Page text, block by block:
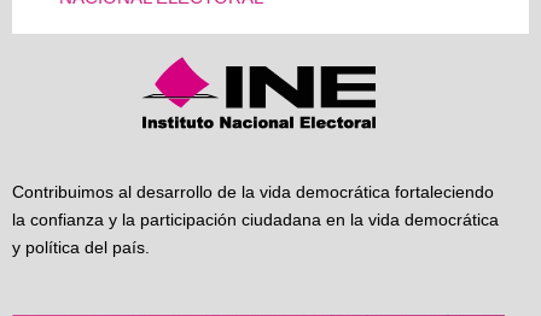
Contribuimos al desarrollo de la vida democrática fortaleciendo
la confianza y la participación ciudadana en la vida democrática
y política del país.